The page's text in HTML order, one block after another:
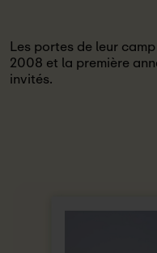
Les portes de leur
2008 et la première
invités.